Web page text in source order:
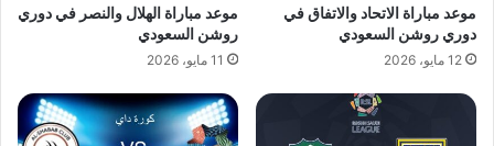
موعد مباراة الاتحاد والاتفاق في
دوري روشن السعودي
12 مايو، 2026
موعد مباراة الهلال والنصر في دوري
روشن السعودي
11 مايو، 2026